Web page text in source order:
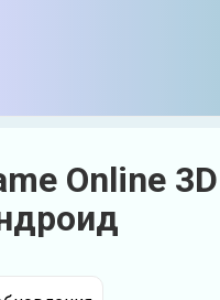
Online